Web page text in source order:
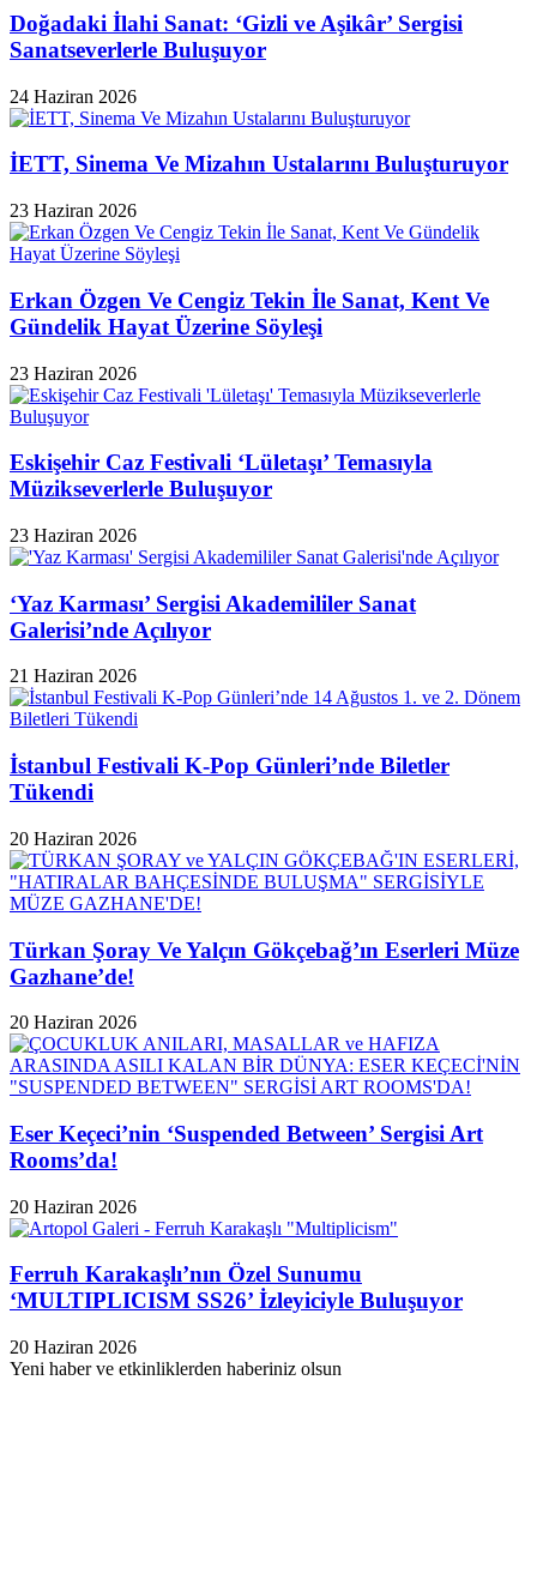
Doğadaki İlahi Sanat: ‘Gizli ve Aşikâr’ Sergisi
Sanatseverlerle Buluşuyor
24 Haziran 2026
İETT, Sinema Ve Mizahın Ustalarını Buluşturuyor
23 Haziran 2026
Erkan Özgen Ve Cengiz Tekin İle Sanat, Kent Ve
Gündelik Hayat Üzerine Söyleşi
23 Haziran 2026
Eskişehir Caz Festivali ‘Lületaşı’ Temasıyla
Müzikseverlerle Buluşuyor
23 Haziran 2026
‘Yaz Karması’ Sergisi Akademililer Sanat
Galerisi’nde Açılıyor
21 Haziran 2026
İstanbul Festivali K-Pop Günleri’nde Biletler
Tükendi
20 Haziran 2026
Türkan Şoray Ve Yalçın Gökçebağ’ın Eserleri Müze
Gazhane’de!
20 Haziran 2026
Eser Keçeci’nin ‘Suspended Between’ Sergisi Art
Rooms’da!
20 Haziran 2026
Ferruh Karakaşlı’nın Özel Sunumu
‘MULTIPLICISM SS26’ İzleyiciyle Buluşuyor
20 Haziran 2026
Yeni haber ve etkinliklerden haberiniz olsun